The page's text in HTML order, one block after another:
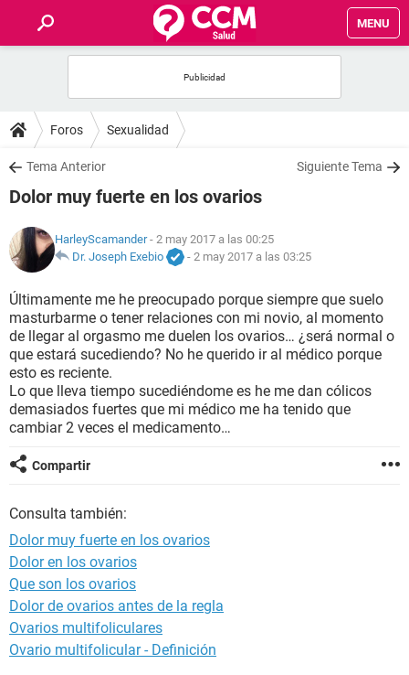
MENU
FOROS
SALUD
NUTRICIÓN
BIENESTAR
SEXUALIDAD
GLOSARIO
Foros Sexualidad
Tema Anterior Siguiente Tema
Dolor muy fuerte en los ovarios
HarleyScamander- 2 may 2017 a las 00:25
Dr. Joseph Exebio
- 2 may 2017 a las 03:25
Últimamente me he preocupado porque siempre que suelo
masturbarme o tener relaciones con mi novio, al momento
de llegar al orgasmo me duelen los ovarios… ¿será normal o
que estará sucediendo? No he querido ir al médico porque
esto es reciente.
Lo que lleva tiempo sucediéndome es he me dan cólicos
demasiados fuertes que mi médico me ha tenido que
cambiar 2 veces el medicamento…
Compartir
Consulta también:
Dolor muy fuerte en los ovarios
Dolor en los ovarios
Que son los ovarios
Dolor de ovarios antes de la regla
Ovarios multifoliculares
Ovario multifolicular - Definición